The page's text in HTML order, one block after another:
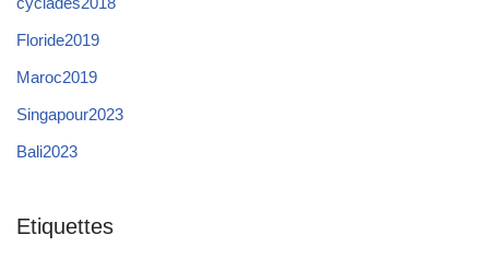
Floride2019
Maroc2019
Singapour2023
Bali2023
Etiquettes